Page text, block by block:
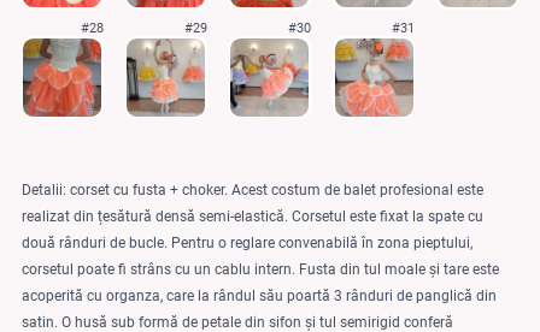
#28 #29 #30 #31
Detalii: corset cu fusta + choker. Acest costum de balet profesional este
realizat din țesătură densă semi-elastică. Corsetul este fixat la spate cu
două rânduri de bucle. Pentru o reglare convenabilă în zona pieptului,
corsetul poate fi strâns cu un cablu intern. Fusta din tul moale și tare este
acoperită cu organza, care la rândul său poartă 3 rânduri de panglică din
satin. O husă sub formă de petale din sifon și tul semirigid conferă